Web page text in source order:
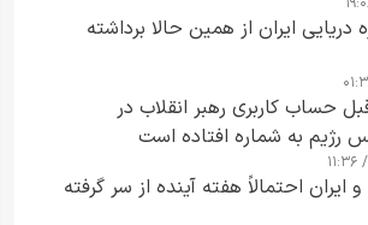
و مسئول در ارتقای آگاهی عمومی
ایران از همین حالا برداشته
حساب کاربری رهبر انقلاب در
رژیم به شماره افتاده است​
و ایران احتمالاً هفته آینده از سر گرفته